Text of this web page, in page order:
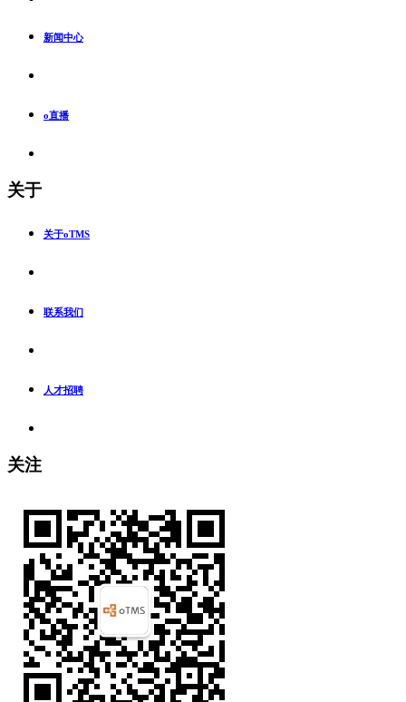
新闻中心
o直播
关于
关于oTMS
联系我们
人才招聘
关注